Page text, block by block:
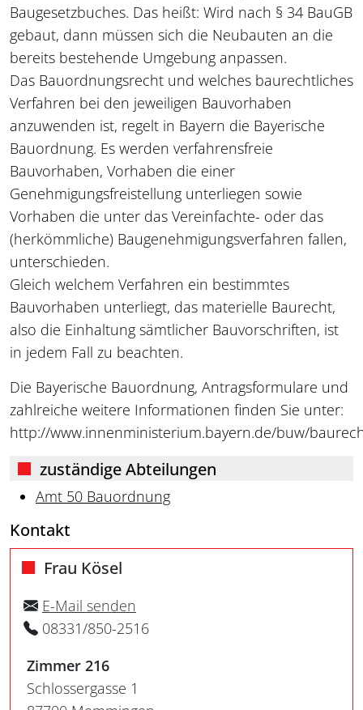
Baugesetzbuches. Das heißt: Wird nach § 34 BauGB
gebaut, dann müssen sich die Neubauten an die
bereits bestehende Umgebung anpassen.
Das Bauordnungsrecht und welches baurechtliches
Verfahren bei den jeweiligen Bauvorhaben
anzuwenden ist, regelt in Bayern die Bayerische
Bauordnung. Es werden verfahrensfreie
Bauvorhaben, Vorhaben die einer
Genehmigungsfreistellung unterliegen sowie
Vorhaben die unter das Vereinfachte- oder das
(herkömmliche) Baugenehmigungsverfahren fallen,
unterschieden.
Gleich welchem Verfahren ein bestimmtes
Bauvorhaben unterliegt, das materielle Baurecht,
also die Einhaltung sämtlicher Bauvorschriften, ist
in jedem Fall zu beachten.
Die Bayerische Bauordnung, Antragsformulare und
zahlreiche weitere Informationen finden Sie unter:
http://www.innenministerium.bayern.de/buw/
zuständige Abteilungen
Amt 50 Bauordnung
Kontakt
Frau Kösel
E-Mail senden
08331/850-2516
Zimmer 216
Schlossergasse 1